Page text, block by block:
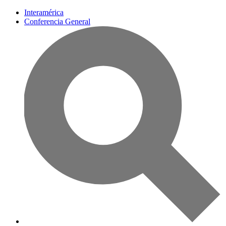
Interamérica
Conferencia General